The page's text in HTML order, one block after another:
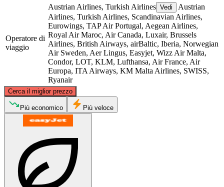
Operatore di
viaggio
Austrian Airlines, Turkish Airlines Vedi
Austrian
Airlines, Turkish Airlines, Scandinavian Airlines,
Eurowings, TAP Air Portugal, Aegean Airlines,
Royal Air Maroc, Air Canada, Luxair, Brussels
Airlines, British Airways, airBaltic, Iberia, Norwegian
Air Sweden, Aer Lingus, Easyjet, Wizz Air Malta,
Condor, LOT, KLM, Lufthansa, Air France, Air
Europa, ITA Airways, KM Malta Airlines, SWISS,
Ryanair
Cerca il miglior prezzo
Munich
Più economico Più veloce